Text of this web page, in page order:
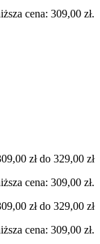
cena: 309,00 zł.
zł do 329,00 zł
cena: 309,00 zł.
zł do 329,00 zł
cena: 309,00 zł.